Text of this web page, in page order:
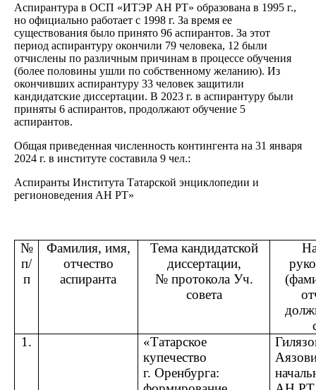
Аспирантура в ОСП «ИТЭР АН РТ» образована в 1995 г.,
но официально работает с 1998 г. За время ее
существования было принято 96 аспирантов. За этот
период аспирантуру окончили 79 человека, 12 были
отчислены по различным причинам в процессе обучения
(более половины ушли по собственному желанию). Из
окончивших аспирантуру 33 человек защитили
кандидатские диссертации. В 2023 г. в аспирантуру были
приняты 6 аспирантов, продолжают обучение 5
аспирантов.
Общая приведенная численность контингента на 31 января
2024 г. в институте составила 9 чел.:
Аспиранты Института Татарской энциклопедии и
регионоведения АН РТ»
№
п/
п
Фамилия, имя,
отчество
аспиранта
Тема кандидатской
диссертации,
№ протокола Уч.
совета
1.
«Татарское
купечество
г. Оренбурга: